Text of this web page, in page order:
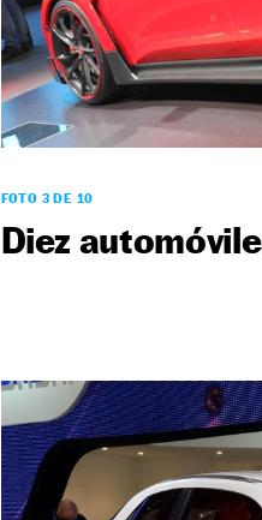
FOTO 3 DE 10
Diez